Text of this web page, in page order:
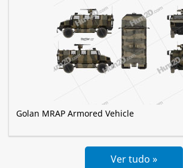
Golan MRAP Armored Vehicle
Ver tudo »